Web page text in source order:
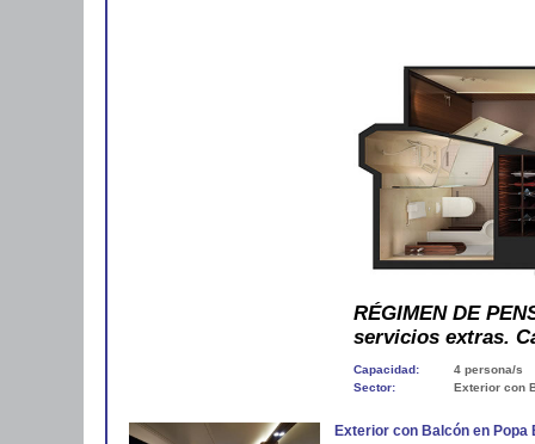
RÉGIMEN DE
servicios extras.
Capacidad:
4 persona/s
Sector:
Exterior con
Exterior con Balcón en Popa